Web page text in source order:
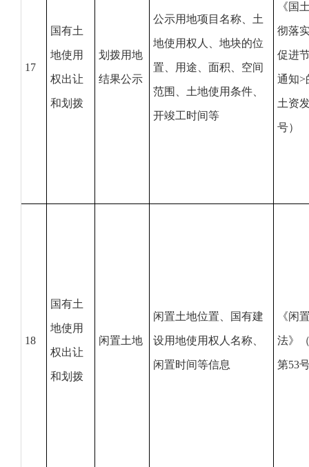
17
国有土
地使用
权出让
和划拨
划拨用地
结果公示
公示用地项目名称、土
地使用权人、地块的位
置、用途、面积、空间
范围、土地使用条件、
开竣工时间等
《国
彻落
促进
通知>
土资
号）
18
国有土
地使用
权出让
和划拨
闲置土地
闲置土地位置、国有建
设用地使用权人名称、
闲置时间等信息
《闲
法》
第53